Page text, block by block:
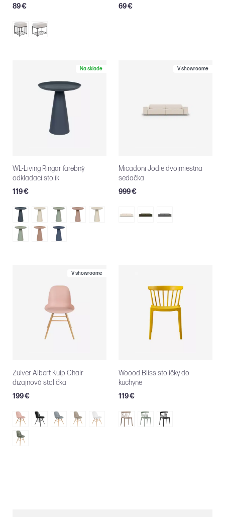
89 € 69 €
Na sklade
WL-Living Ringar farebný
odkladací stolík
119 €
V showroome
Micadoni Jodie dvojmiestna
sedačka
999 €
V showroome
Zuiver Albert Kuip Chair
dizajnová stolička
199 €
Woood Bliss stoličky do
kuchyne
119 €